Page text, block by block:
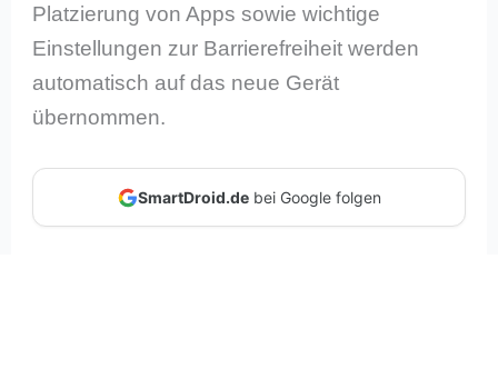
Platzierung von Apps sowie wichtige
Einstellungen zur Barrierefreiheit werden
automatisch auf das neue Gerät
übernommen.
SmartDroid.debei Google folgen